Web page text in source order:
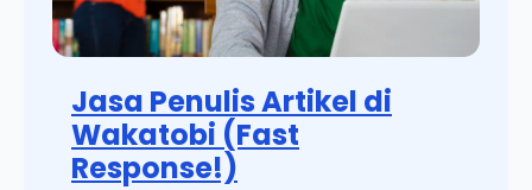
Jasa Penulis Artikel di
Wakatobi (Fast
Response!)